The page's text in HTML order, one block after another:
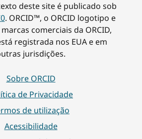
deste site é publicado sob
. ORCID™, o ORCID logotipo e
comerciais da ORCID,
registrada nos EUA e em
jurisdições.
Sobre ORCID
de Privacidade
de utilização
Acessibilidade